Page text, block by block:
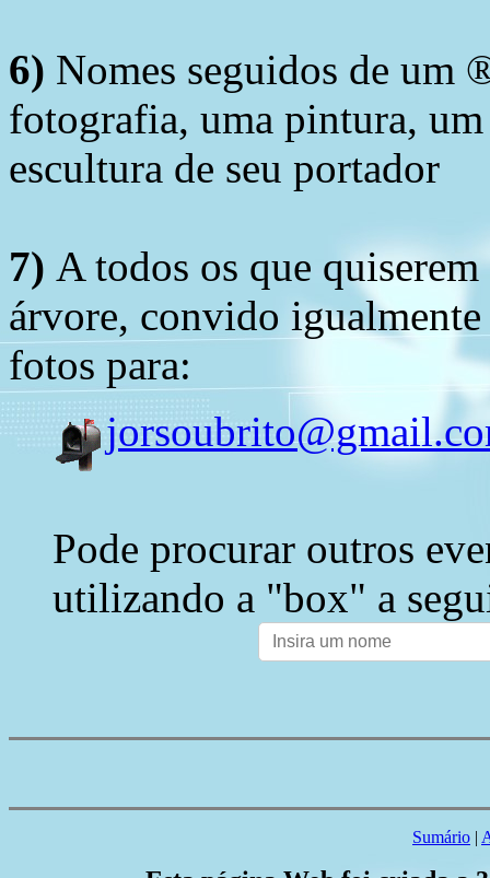
6) Nomes seguidos de um
fotografia, uma pintura,
escultura de seu portador
7) A todos os que
árvore, convido
fotos para:
Pode procurar outros
utilizando a "box" a
Sumário |